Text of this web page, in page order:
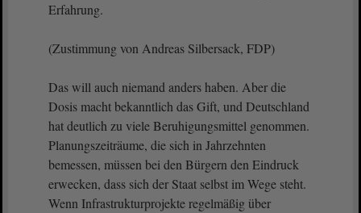
Erfahrung.
(Zustimmung von Andreas Silbersack, FDP)
Das will auch niemand anders haben. Aber die
Dosis macht bekanntlich das Gift, und Deutschland
hat deutlich zu viele Beruhigungsmittel genommen.
Planungszeiträume, die sich in Jahrzehnten
bemessen, müssen bei den Bürgern den Eindruck
erwecken, dass sich der Staat selbst im Wege steht.
Wenn Infrastrukturprojekte regelmäßig über